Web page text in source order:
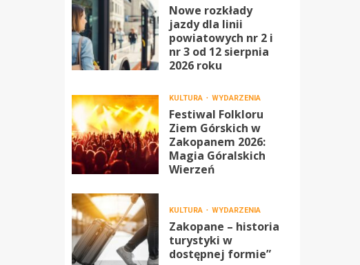
Nowe rozkłady
jazdy dla linii
powiatowych nr 2 i
nr 3 od 12 sierpnia
2026 roku
KULTURA WYDARZENIA
Festiwal Folkloru
Ziem Górskich w
Zakopanem 2026:
Magia Góralskich
Wierzeń
KULTURA WYDARZENIA
Zakopane – historia
turystyki w
dostępnej formie”